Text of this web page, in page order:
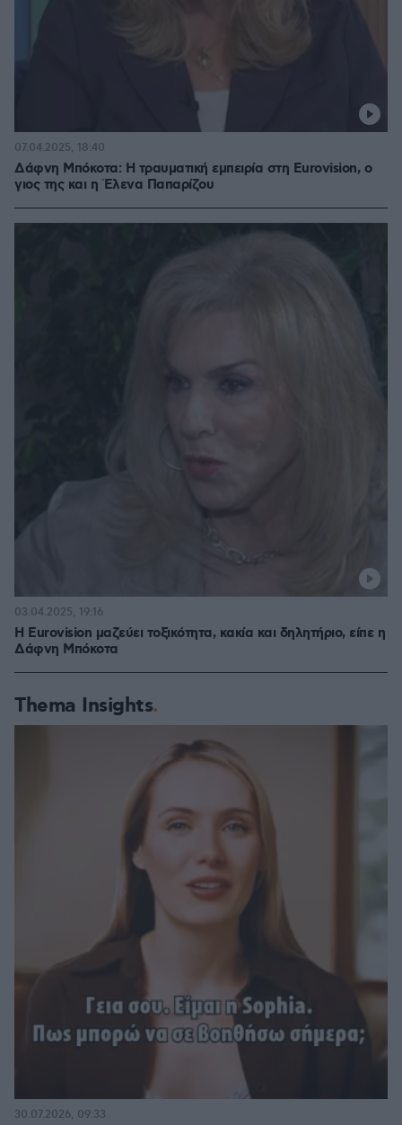
Δάφνη Μπόκοτα: Η τραυματική εμπειρία στη Eurovision, ο
γιος της και η Έλενα Παπαρίζου
07.04.2025, 18:40
Η Eurovision μαζεύει τοξικότητα, κακία και δηλητήριο, είπε η
Δάφνη Μπόκοτα
03.04.2025, 19:16
Thema Insights
30.07.2026, 09:33